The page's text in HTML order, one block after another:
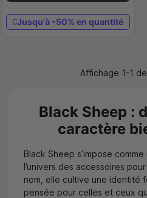
Jusqu'à -50% en quantité
Affichage 1-1
Black Sheep :
caractère
Black Sheep s’impose
l’univers des accessoires
nom, elle cultive une identité
pensée pour celles et ceux